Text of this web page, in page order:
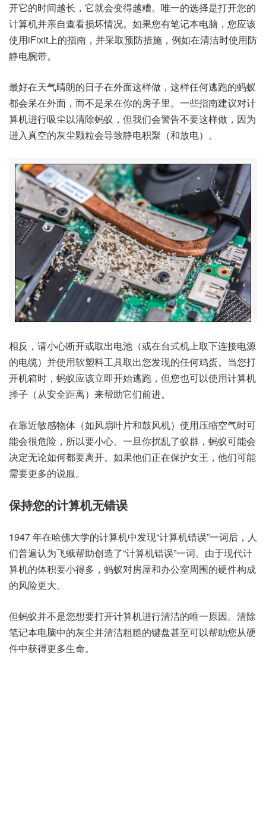
开它的时间越长，它就会变得越糟。唯一的选择是打开您的
计算机并亲自查看损坏情况。如果您有笔记本电脑，您应该
使用iFixit上的指南，并采取预防措施，例如在清洁时使用防
静电腕带。
最好在天气晴朗的日子在外面这样做，这样任何逃跑的蚂蚁
都会呆在外面，而不是呆在你的房子里。一些指南建议对计
算机进行吸尘以清除蚂蚁，但我们会警告不要这样做，因为
进入真空的灰尘颗粒会导致静电积聚（和放电）。
相反，请小心断开或取出电池（或在台式机上取下连接电源
的电缆）并使用软塑料工具取出您发现的任何鸡蛋。当您打
开机箱时，蚂蚁应该立即开始逃跑，但您也可以使用计算机
掸子（从安全距离）来帮助它们前进。
在靠近敏感物体（如风扇叶片和鼓风机）使用压缩空气时可
能会很危险，所以要小心。一旦你扰乱了蚁群，蚂蚁可能会
决定无论如何都要离开。如果他们正在保护女王，他们可能
需要更多的说服。
保持您的计算机无错误
1947 年在哈佛大学的计算机中发现“计算机错误”一词后，人
们普遍认为飞蛾帮助创造了“计算机错误”一词。由于现代计
算机的体积要小得多，蚂蚁对房屋和办公室周围的硬件构成
的风险更大。
但蚂蚁并不是您想要打开计算机进行清洁的唯一原因。 清除
笔记本电脑中的灰尘并清洁粗糙的键盘甚至可以帮助您从硬
件中获得更多生命。